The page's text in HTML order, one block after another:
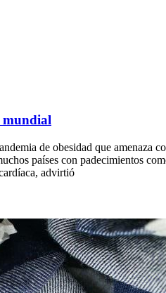
mundial
de obesidad que amenaza
países con padecimientos
advirtió